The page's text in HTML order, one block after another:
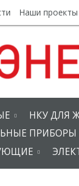
Наши проекты
НКУ ДЛЯ
ПРИБОРЫ